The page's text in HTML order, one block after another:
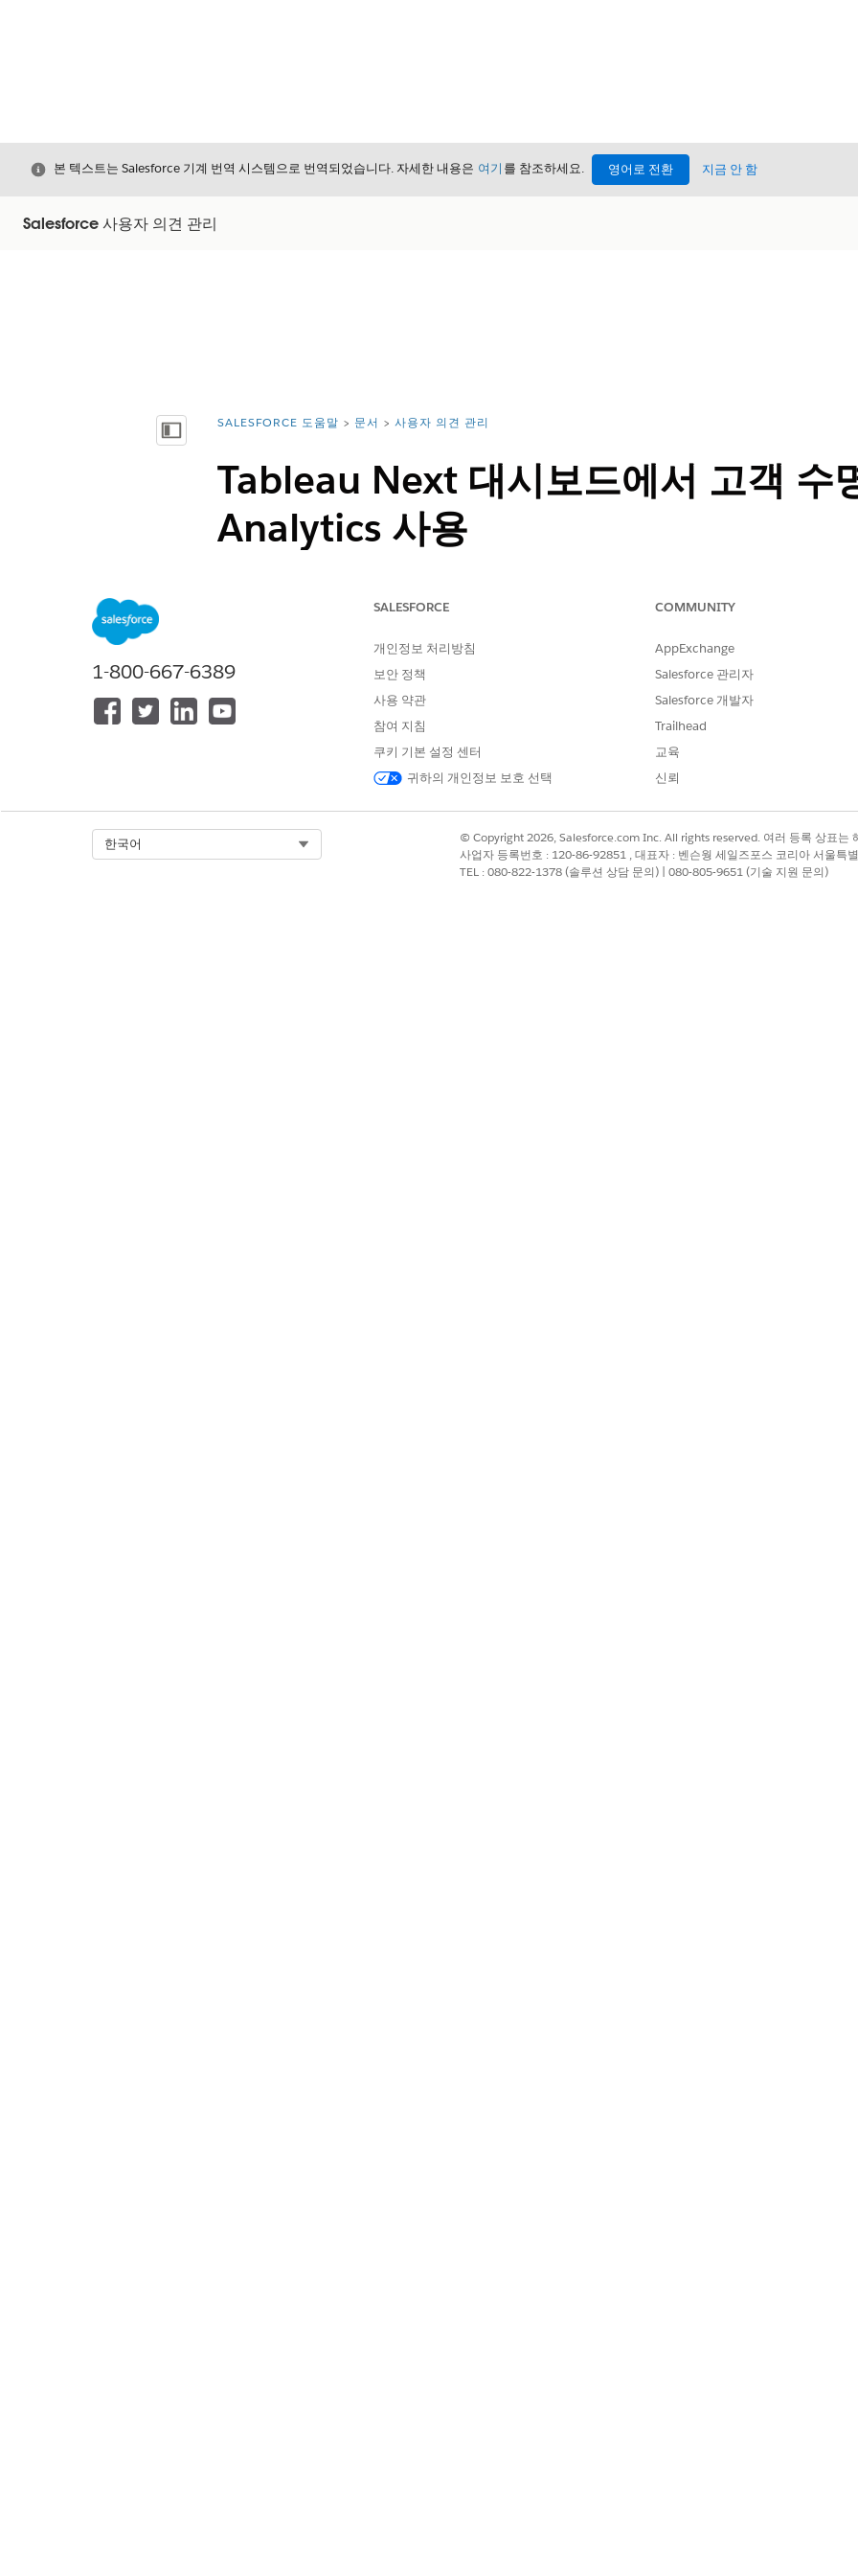
닫기본 텍스트는 Salesforce 기계 번역 시스템으로 번역되었습니다. 자세한 내용은 여기 를 참조하세요. 영어로 전환 지금 안 함
Salesforce 사용자 의견 관리
목차 표시 위치:
SALESFORCE 도움말 문서 사용자 의견 관리
Tableau Next 대시보드에서 고객 수
Analytics 사용
지원 제품: Salesforce Classic 및 Lightning Experience 모두
지원 제품: Enterprise, Unlimited 및 Developer Edition
사용자 의견 관리자 - 스타터, 사용자 의견 관리 - 성장 라이센스, Data Cloud 라이센스 및 다음 Tableau
Tableau 라이센스를 참조하십시오.
고객 생애 주기 Analytics 앱에는 다음 두 가지 유형의 대시보드가 포함되어 있습니다.
Tableau Next를 사용하여 고객 수명 주기 Analytics의 앱을 통해 액세스된 대시보드
사용자가 작업하는 Salesforce 개체의 컨텍스트 내에서 인사이트를 전달하는 포함된 대시보드
1-800-667-6389
SALESFORCE
개인정보 처리방침
보안 정책
사용 약관
참여 지침
쿠키 기본 설정 센터
귀하의 개인정보 보호 선택
COMMUNITY
AppExchange
Salesforce 관리자
Salesforce 개발자
Trailhead
교육
신뢰
한국어
© Copyright 2026, Salesforce.com Inc. All rights reserved. 여러 등록 상표는
사업자 등록번호 : 120-86-92851 , 대표자 : 벤슨웡 세일즈포스 코리아 서울
TEL : 080-822-1378 (솔루션 상담 문의) | 080-805-9651 (기술 지원 문의)